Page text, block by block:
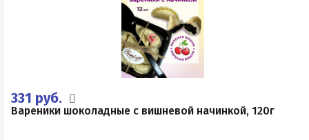
331 руб.
Вареники шоколадные с вишневой начинкой, 120г